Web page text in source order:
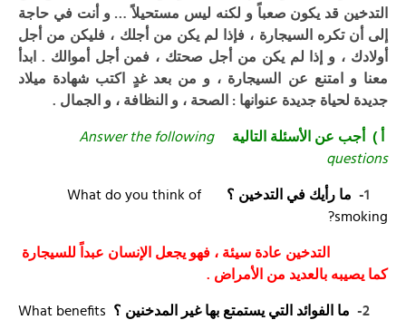
التدخين قد يكون صعباً و لكنه ليس مستحيلاً … و أنت في حاجة
إلى أن تكره السيجارة ، فإذا لم يكن من أجلك ، فليكن من أجل
أولادك ، و إذا لم يكن من أجل صحتك ، فمن أجل أموالك . ابدأ
معنا و امتنع عن السيجارة ، و من بعد غدٍ اكتب شهادة ميلاد
جديدة لحياة جديدة عنوانها : الصحة ، و النظافة ، و الجمال .
أ ) أجب عن الأسئلة التاليةAnswer the following
questions
ما رأيك في التدخين ؟ What do you think of
smoking?
التدخين عادة سيئة ، فهو يجعل الإنسان عبداً للسيجارة
كما يصيبه بالعديد من الأمراض .
ما الفوائد التي يستمتع بها غير المدخنين ؟ What benefits